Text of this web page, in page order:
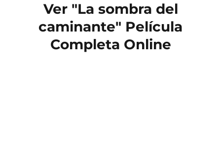
Ver "La sombra del
caminante" Película
Completa Online